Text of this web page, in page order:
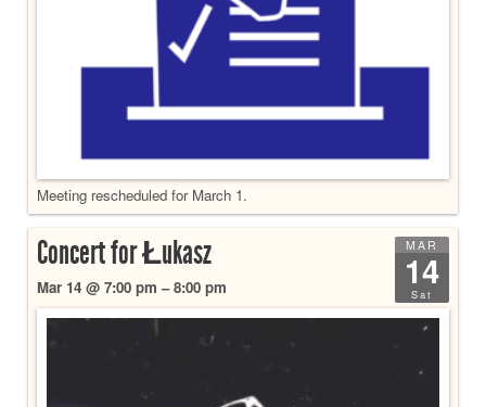
Meeting rescheduled for March 1.
MAR
14
Sat
Concert for Łukasz
Mar 14 @ 7:00 pm – 8:00 pm